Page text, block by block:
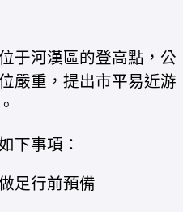
于河漢區的登高點，公
嚴重，提出市平易近游
下事項：
足行前預備